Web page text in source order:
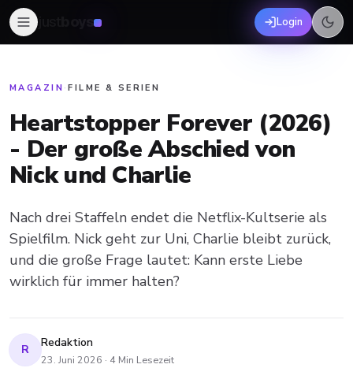
boys Login
MAGAZIN ·FILME & SERIEN
Heartstopper Forever (2026)
- Der große Abschied von
Nick und Charlie
Nach drei Staffeln endet die Netflix-Kultserie als
Spielfilm. Nick geht zur Uni, Charlie bleibt zurück,
und die große Frage lautet: Kann erste Liebe
wirklich für immer halten?
R Redaktion
23. Juni 2026 · 4 Min Lesezeit